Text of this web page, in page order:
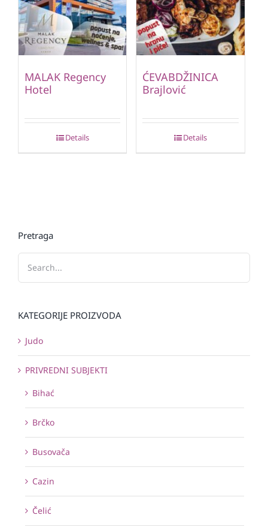
MALAK Regency
Hotel
Details
ĆEVABDŽINICA
Brajlović
Details
Pretraga
KATEGORIJE PROIZVODA
Judo
PRIVREDNI SUBJEKTI
Bihać
Brčko
Busovača
Cazin
Čelić